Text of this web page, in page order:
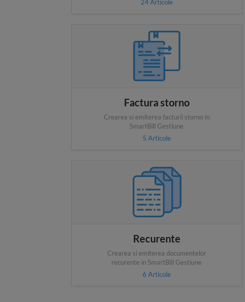
24Articole
Factura storno
Crearea si emiterea facturii storno in
SmartBill Gestiune
5 Articole
Recurente
Crearea si emiterea documentelor
recurente in SmartBill Gestiune
6 Articole